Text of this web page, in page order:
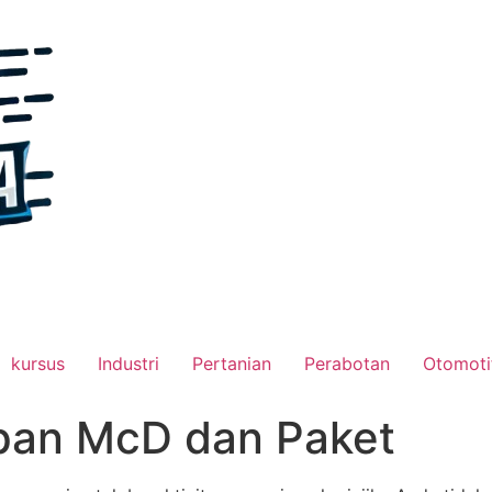
kursus Industri Pertanian Perabotan
McD dan Paket